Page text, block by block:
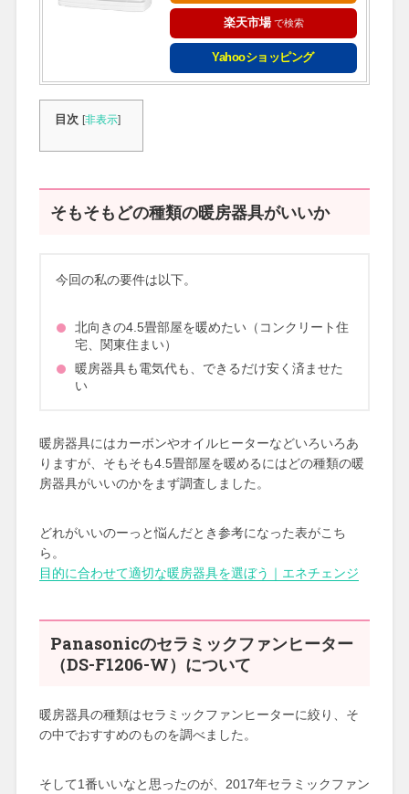
楽天市場
Yahooショッピング
目次 [非表示]
そもそもどの種類の暖房器具がいいか
今回の私の要件は以下。
北向きの4.5畳部屋を暖めたい（コンクリート住
宅、関東住まい）
暖房器具も電気代も、できるだけ安く済ませた
い
暖房器具にはカーボンやオイルヒーターなどいろいろあ
りますが、そもそも4.5畳部屋を暖めるにはどの種類の暖
房器具がいいのかをまず調査しました。
どれがいいのーっと悩んだとき参考になった表がこち
ら。
目的に合わせて適切な暖房器具を選ぼう｜エネチェンジ
Panasonicのセラミックファンヒーター
（DS-F1206-W）について
暖房器具の種類はセラミックファンヒーターに絞り、そ
の中でおすすめのものを調べました。
そして1番いいなと思ったのが、2017年セラミックファン